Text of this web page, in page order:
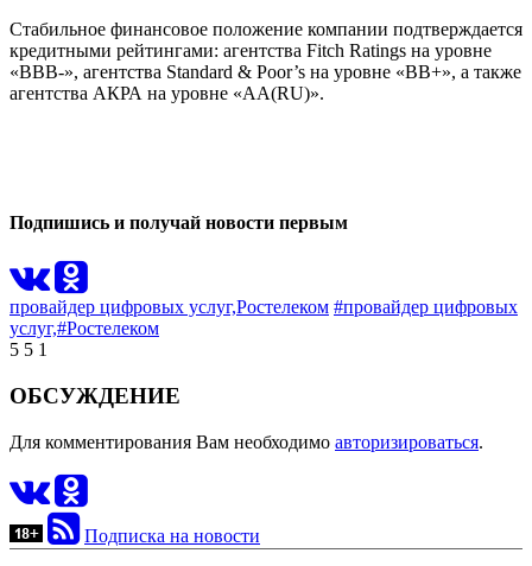
Стабильное финансовое положение компании подтверждается
кредитными рейтингами: агентства Fitch Ratings на уровне
«BBB-», агентства Standard & Poor’s на уровне «BB+», а также
агентства АКРА на уровне «AA(RU)».
Подпишись и получай новости первым
провайдер цифровых услуг,Ростелеком #провайдер цифровых
услуг,#Ростелеком
5 5 1
ОБСУЖДЕНИЕ
Для комментирования Вам необходимо авторизироваться.
Подписка на новости